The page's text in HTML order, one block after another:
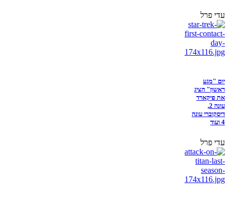
עדי פרל
יום "מגע
ראשון" הציג
את פיקארד
עונה 2,
דיסקוברי עונה
4 ועוד
עדי פרל